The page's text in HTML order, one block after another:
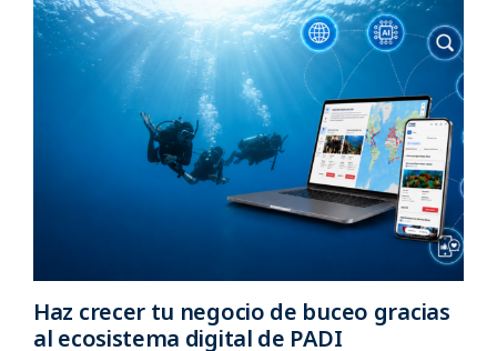
Haz crecer tu negocio de buceo gracias
al ecosistema digital de PADI